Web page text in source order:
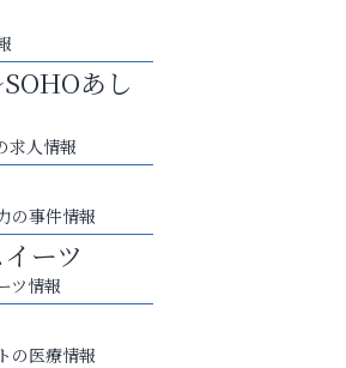
あし
求人情報
の事件情報
ーツ
ツ情報
の医療情報